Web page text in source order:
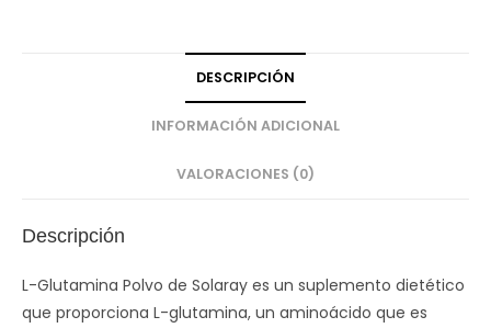
DESCRIPCIÓN
INFORMACIÓN ADICIONAL
VALORACIONES (0)
Descripción
L-Glutamina Polvo de Solaray es un suplemento dietético
que proporciona L-glutamina, un aminoácido que es